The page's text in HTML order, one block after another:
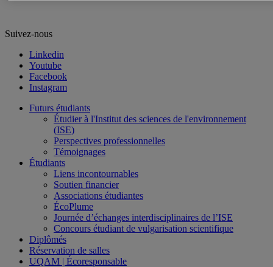
Suivez-nous
Linkedin
Youtube
Facebook
Instagram
Futurs étudiants
Étudier à l'Institut des sciences de l'environnement
(ISE)
Perspectives professionnelles
Témoignages
Étudiants
Liens incontournables
Soutien financier
Associations étudiantes
ÉcoPlume
Journée d’échanges interdisciplinaires de l’ISE
Concours étudiant de vulgarisation scientifique
Diplômés
Réservation de salles
UQAM | Écoresponsable